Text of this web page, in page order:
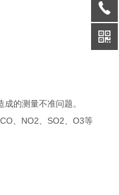
的测量不准问题。
、NO2、SO2、O3等